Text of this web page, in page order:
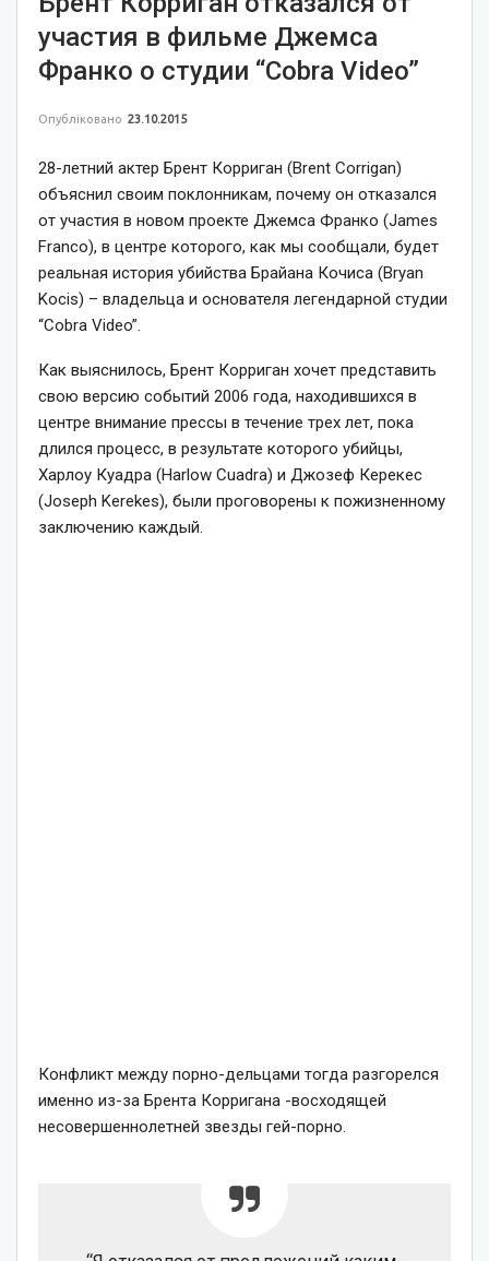
участия в фильме Джемса
Франко о студии “Cobra Video”
Опубліковано 23.10.2015
28-летний актер Брент Корриган (Brent Corrigan)
объяснил своим поклонникам, почему он отказался
от участия в новом проекте Джемса Франко (James
Franco), в центре которого, как мы сообщали, будет
реальная история убийства Брайана Кочиса (Bryan
Kocis) – владельца и основателя легендарной студии
“Cobra Video”.
Как выяснилось, Брент Корриган хочет представить
свою версию событий 2006 года, находившихся в
центре внимание прессы в течение трех лет, пока
длился процесс, в результате которого убийцы,
Харлоу Куадра (Harlow Cuadra) и Джозеф Керекес
(Joseph Kerekes), были проговорены к пожизненному
заключению каждый.
Конфликт между порно-дельцами тогда разгорелся
именно из-за Брента Корригана -восходящей
несовершеннолетней звезды гей-порно.